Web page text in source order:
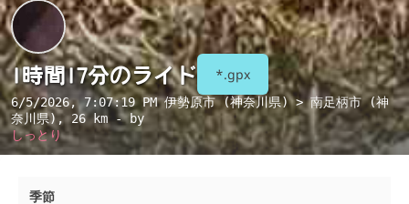
1時間17分のライド *.gpx
6/5/2026, 7:07:19 PM伊勢原市 (神奈川県) > 南足柄市 (神
奈川県), 26 km - by
しっとり
季節